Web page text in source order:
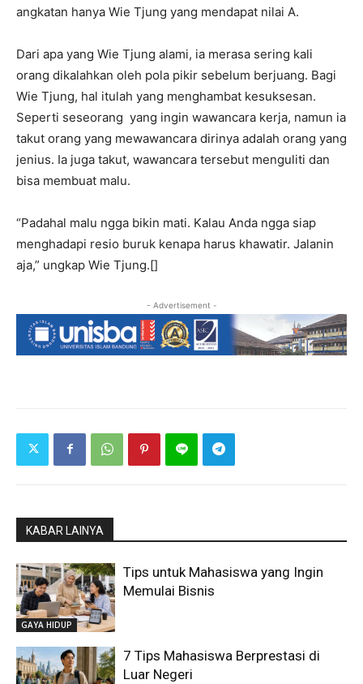
angkatan hanya Wie Tjung yang mendapat nilai A.
Dari apa yang Wie Tjung alami, ia merasa sering kali
orang dikalahkan oleh pola pikir sebelum berjuang. Bagi
Wie Tjung, hal itulah yang menghambat kesuksesan.
Seperti seseorang yang ingin wawancara kerja, namun ia
takut orang yang mewawancara dirinya adalah orang yang
jenius. Ia juga takut, wawancara tersebut menguliti dan
bisa membuat malu.
“Padahal malu ngga bikin mati. Kalau Anda ngga siap
menghadapi resio buruk kenapa harus khawatir. Jalanin
aja,” ungkap Wie Tjung.[]
- Advertisement -
KABAR LAINYA
GAYA HIDUP
Tips untuk Mahasiswa yang Ingin
Memulai Bisnis
7 Tips Mahasiswa Berprestasi di
Luar Negeri